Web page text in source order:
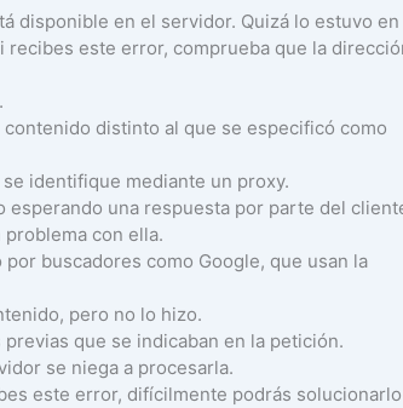
disponible en el servidor. Quizá lo estuvo
recibes este error, comprueba que la
distinto al que se especificó como
identifique mediante un proxy.
esperando una respuesta por parte del
con ella.
buscadores como Google, que usan la
pero no lo hizo.
que se indicaban en la petición.
se niega a procesarla.
este error, difícilmente podrás solucionarlo